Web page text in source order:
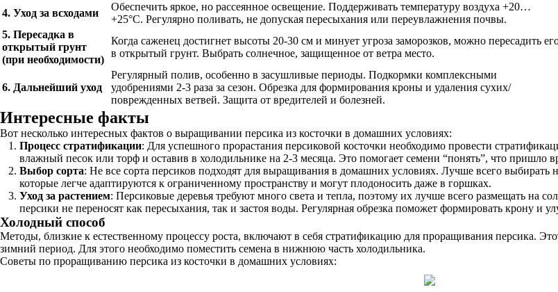
4. Уход за всходами
Обеспечить яркое, но рассеянное освещение. Поддерживать температуру воздуха +20…
+25°C. Регулярно поливать, не допуская пересыхания или переувлажнения почвы.
5. Пересадка в
открытый грунт
(при необходимости)
Когда саженец достигнет высоты 20-30 см и минует угроза заморозков, можно пересадить
в открытый грунт. Выбрать солнечное, защищенное от ветра место.
6. Дальнейший уход
Регулярный полив, особенно в засушливые периоды. Подкормки комплексными
удобрениями 2-3 раза за сезон. Обрезка для формирования кроны и удаления сухих/
поврежденных ветвей. Защита от вредителей и болезней.
Интересные факты
Вот несколько интересных фактов о выращивании персика из косточки в домашних условиях:
Процесс стратификации: Для успешного прорастания персиковой косточки необходимо провести
влажный песок или торф и оставив в холодильнике на 2-3 месяца. Это помогает семени “понять”, что пришло
Выбор сорта: Не все сорта персиков подходят для выращивания в домашних условиях. Лучше всего
которые легче адаптируются к ограниченному пространству и могут плодоносить даже в горшках.
Уход за растением: Персиковые деревья требуют много света и тепла, поэтому их лучше всего размещать
персики не переносят как пересыхания, так и застоя воды. Регулярная обрезка поможет формировать крону и
Холодный способ
Методы, близкие к естественному процессу роста, включают в себя стратификацию для проращивания персика.
зимний период. Для этого необходимо поместить семена в нижнюю часть холодильника.
Советы по проращиванию персика из косточки в домашних условиях: